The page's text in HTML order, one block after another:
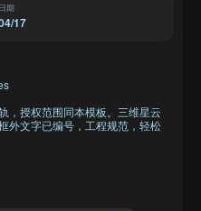
期
17
，授权范围同本模板。三维星云
外文字已编号，工程规范，轻松